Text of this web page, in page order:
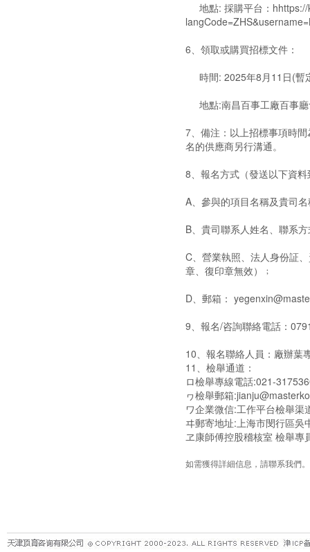
地點: 採購平台：hhttps://
6、領取或購買招標文件：
時間: 2025年8月11日(暫
地點:南昌百事工廠百事廳
7、備注：以上招標事項時
名的供應商另行溝通。
8、報名方式（發送以下資
A、參與的項目名稱及貴司
B、貴司聯系人姓名、聯系
C、營業執照、法人身份証
章、復印章無效）﹔
D、郵箱：
9、報名/咨詢聯絡電話：
10、報名聯絡人員：廠辦
11、檢舉通道：
ロ檢舉專線電話:021-
ヮ檢舉郵箱
ワ企業微信:工作平台檢舉渠
ヰ郵寄地址:上海市閔行區吳
ヱ康師傅控股稽核室 檢舉專
如需獲得詳細信息，請聯系我們。